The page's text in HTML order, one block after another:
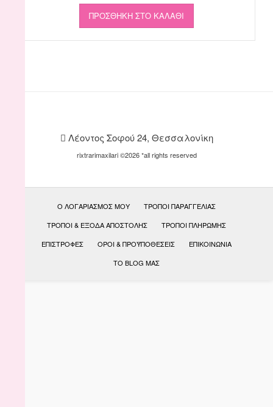
ΠΡΟΣΘΉΚΗ ΣΤΟ ΚΑΛΆΘΙ
Λέοντος Σοφού 24, Θεσσαλονίκη
rixtrarimaxilari ©2026 *all rights reserved
Ο ΛΟΓΑΡΙΑΣΜΌΣ ΜΟΥ
ΤΡΌΠΟΙ ΠΑΡΑΓΓΕΛΊΑΣ
ΤΡΌΠΟΙ & ΈΞΟΔΑ ΑΠΟΣΤΟΛΉΣ
ΤΡΌΠΟΙ ΠΛΗΡΩΜΉΣ
ΕΠΙΣΤΡΟΦΈΣ
ΟΡΟΙ & ΠΡΟΫΠΟΘΕΣΕΙΣ
ΕΠΙΚΟΙΝΩΝΊΑ
ΤΟ BLOG ΜΑΣ